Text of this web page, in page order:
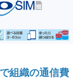
組織の通信費